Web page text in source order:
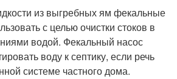
из выгребных ям фекальные
с целью очистки стоков в
водой. Фекальный насос
воду к септику, если речь
системе частного дома.